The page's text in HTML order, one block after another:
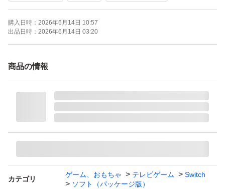
購入日時： 2026年6月14日 10:57
出品日時： 2026年6月14日 03:20
商品の情報
カテゴリ
ゲーム、おもちゃ テレビゲーム
Switch
ソフト（パッケージ版）